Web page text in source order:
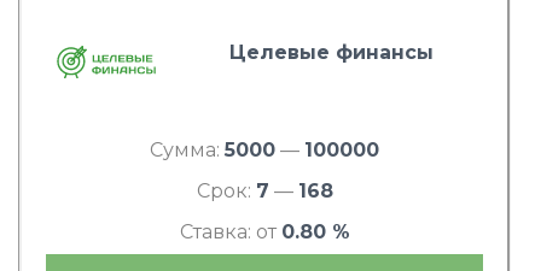
Целевые финансы
Сумма: 5000 — 100000
Срок: 7 — 168
Ставка: от 0.80 %